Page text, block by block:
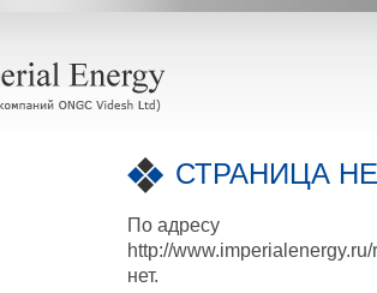
СТРАНИЦА
По адресу
http://
нет.